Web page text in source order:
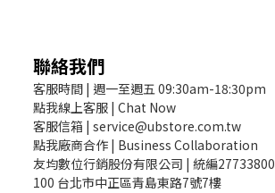
聯絡我們
客服時間 | 週一至週五 09:30am-18:30pm
點我線上客服 | Chat Now
客服信箱 | service@ubstore.com.tw
點我廠商合作 | Business Collaboration
友均數位行銷股份有限公司 | 統編27733800
100 台北市中正區青島東路7號7樓